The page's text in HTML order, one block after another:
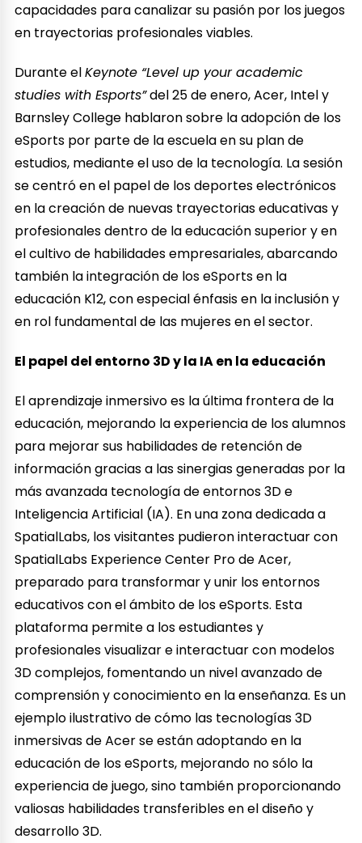
capacidades para canalizar su pasión por los juegos
en trayectorias profesionales viables.
Durante elKeynote “Level up your academic
studies with Esports”del 25 de enero, Acer, Intel y
Barnsley College hablaron sobre la adopción de los
eSports por parte de la escuela en su plan de
estudios, mediante el uso de la tecnología. La sesión
se centró en el papel de los deportes electrónicos
en la creación de nuevas trayectorias educativas y
profesionales dentro de la educación superior y en
el cultivo de habilidades empresariales, abarcando
también la integración de los eSports en la
educación K12, con especial énfasis en la inclusión y
en rol fundamental de las mujeres en el sector.
El papel del entorno 3D y la IA en la educación
El aprendizaje inmersivo es la última frontera de la
educación, mejorando la experiencia de los alumnos
para mejorar sus habilidades de retención de
información gracias a las sinergias generadas por la
más avanzada tecnología de entornos 3D e
Inteligencia Artificial (IA). En una zona dedicada a
SpatialLabs, los visitantes pudieron interactuar con
SpatialLabs Experience Center Pro de Acer,
preparado para transformar y unir los entornos
educativos con el ámbito de los eSports. Esta
plataforma permite a los estudiantes y
profesionales visualizar e interactuar con modelos
3D complejos, fomentando un nivel avanzado de
comprensión y conocimiento en la enseñanza. Es un
ejemplo ilustrativo de cómo las tecnologías 3D
inmersivas de Acer se están adoptando en la
educación de los eSports, mejorando no sólo la
experiencia de juego, sino también proporcionando
valiosas habilidades transferibles en el diseño y
desarrollo 3D.